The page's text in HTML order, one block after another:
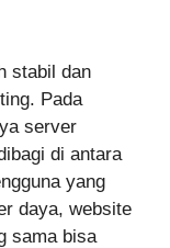
stabil dan
Pada
server
di antara
yang
daya, website
sama bisa